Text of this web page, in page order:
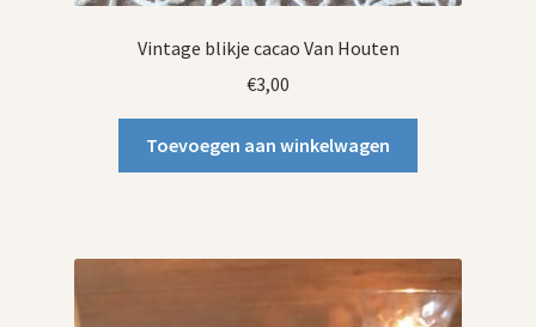
Vintage blikje cacao Van Houten
€3,00
Toevoegen aan winkelwagen